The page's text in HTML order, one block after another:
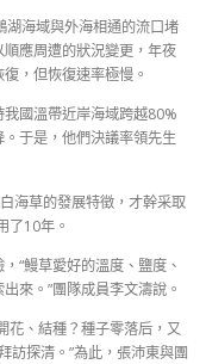
海域與外海相通的流口堵
應周遭的狀況變更，年夜
，但恢復速率極慢。
國溫帶近岸海域跨越80%
于是，他們決議率領先生
海草的發展特徵，才幹采取
了10年。
“鰻草愛好的溫度、鹽度、
來。”團隊成員李文濤說。
花、結種？種子零落后，又
探清。”為此，張沛東與團